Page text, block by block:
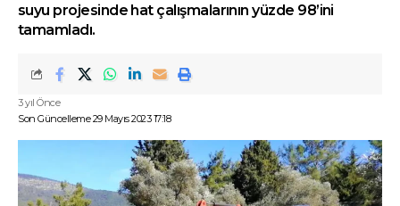
suyu projesinde hat çalışmalarının yüzde 98’ini
tamamladı.
Son Güncelleme 29 Mayıs 2023 17:18
3 yıl Önce